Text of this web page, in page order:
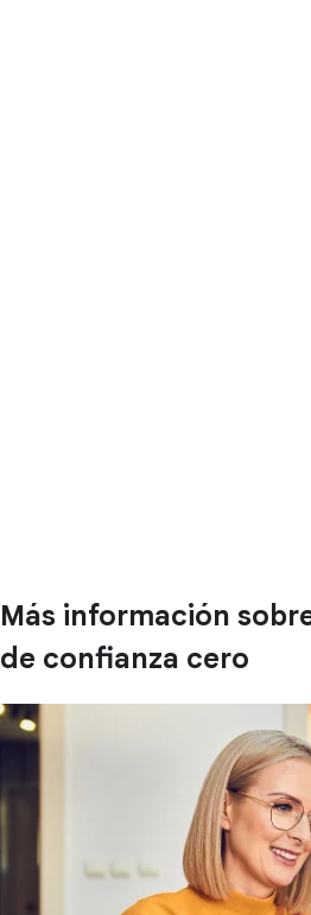
Más información
de confianza cero